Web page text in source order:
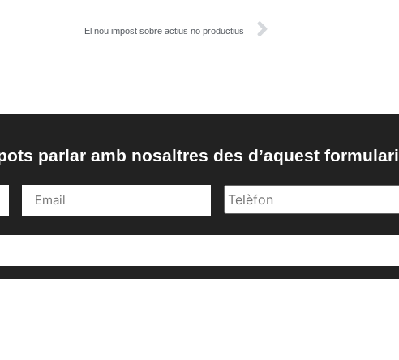
El nou impost sobre actius no productius
parlar amb nosaltres des d’aquest formulari